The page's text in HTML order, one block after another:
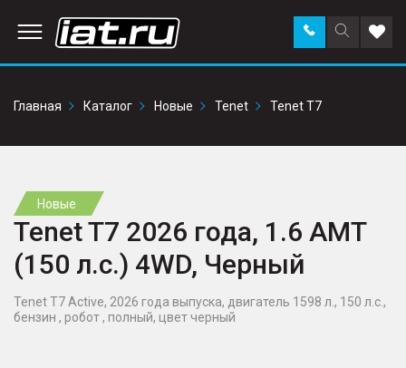
Поиск
по
Заказать
звонок в
Главная
Каталог Новые Tenet Tenet T7
Новые
Tenet T7 2026 года, 1.6 AMT
(150 л.с.) 4WD, Черный
Tenet T7 Active, 2026 года выпуска, двигатель 1598 л., 150 л.с.,
бензин , робот , полный, цвет черный